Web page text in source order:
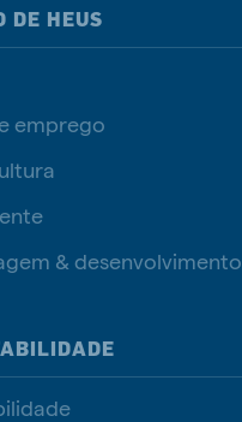
DE HEUS
emprego
& desenvolvimento